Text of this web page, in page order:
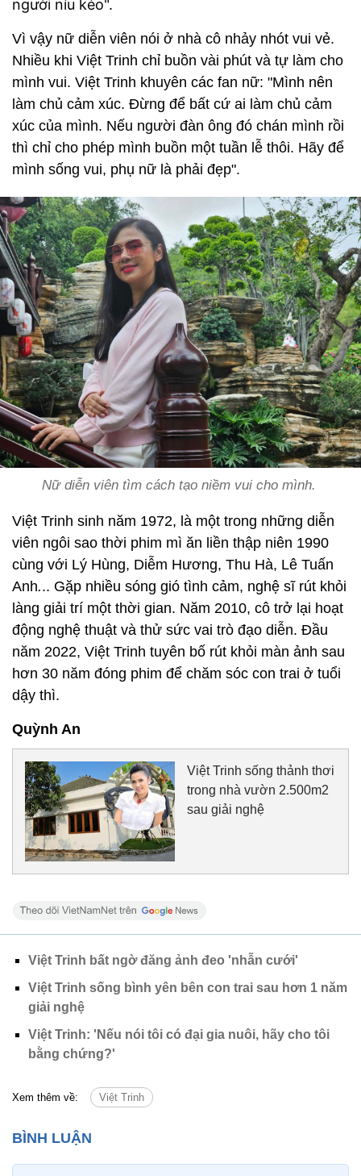
người níu kéo".
Vì vậy nữ diễn viên nói ở nhà cô nhảy nhót vui vẻ.
Nhiều khi Việt Trinh chỉ buồn vài phút và tự làm cho
mình vui. Việt Trinh khuyên các fan nữ: "Mình nên
làm chủ cảm xúc. Đừng để bất cứ ai làm chủ cảm
xúc của mình. Nếu người đàn ông đó chán mình rồi
thì chỉ cho phép mình buồn một tuần lễ thôi. Hãy để
mình sống vui, phụ nữ là phải đẹp".
Nữ diễn viên tìm cách tạo niềm vui cho mình.
Việt Trinh sinh năm 1972, là một trong những diễn
viên ngôi sao thời phim mì ăn liền thập niên 1990
cùng với Lý Hùng, Diễm Hương, Thu Hà, Lê Tuấn
Anh... Gặp nhiều sóng gió tình cảm, nghệ sĩ rút khỏi
làng giải trí một thời gian. Năm 2010, cô trở lại hoạt
động nghệ thuật và thử sức vai trò đạo diễn. Đầu
năm 2022, Việt Trinh tuyên bố rút khỏi màn ảnh sau
hơn 30 năm đóng phim để chăm sóc con trai ở tuổi
dậy thì.
Quỳnh An
Việt Trinh sống thảnh thơi
trong nhà vườn 2.500m2
sau giải nghệ
Việt Trinh bất ngờ đăng ảnh đeo 'nhẫn cưới'
Việt Trinh sống bình yên bên con trai sau hơn 1 năm
giải nghệ
Việt Trinh: 'Nếu nói tôi có đại gia nuôi, hãy cho tôi
bằng chứng?'
Xem thêm về: Việt Trinh